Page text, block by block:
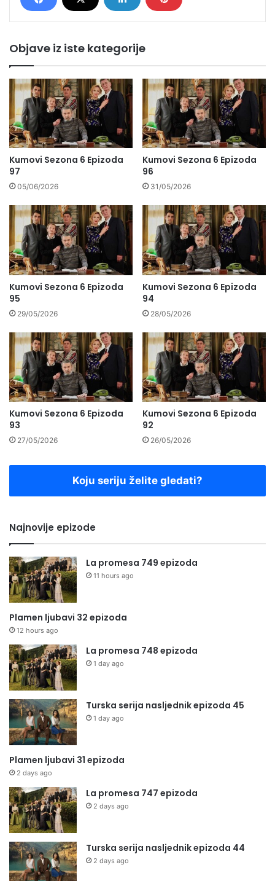
Objave iz iste kategorije
Kumovi Sezona 6 Epizoda
97
05/06/2026
Kumovi Sezona 6 Epizoda
96
31/05/2026
Kumovi Sezona 6 Epizoda
95
29/05/2026
Kumovi Sezona 6 Epizoda
94
28/05/2026
Kumovi Sezona 6 Epizoda
93
27/05/2026
Kumovi Sezona 6 Epizoda
92
26/05/2026
Koju seriju želite gledati?
Najnovije epizode
La promesa 749 epizoda
11 hours ago
Plamen ljubavi 32 epizoda
12 hours ago
La promesa 748 epizoda
1 day ago
Turska serija nasljednik epizoda 45
1 day ago
Plamen ljubavi 31 epizoda
2 days ago
La promesa 747 epizoda
2 days ago
Turska serija nasljednik epizoda 44
2 days ago